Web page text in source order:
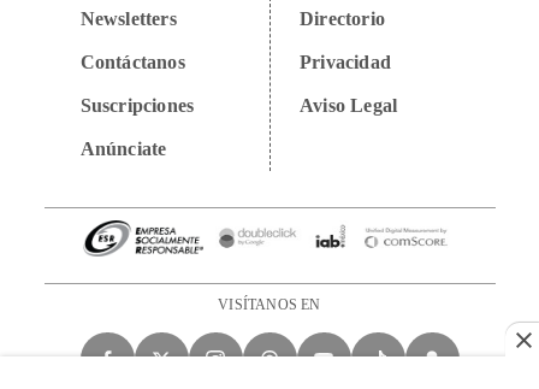
Newsletters
Contáctanos
Suscripciones
Anúnciate
Directorio
Privacidad
Aviso Legal
VISÍTANOS EN